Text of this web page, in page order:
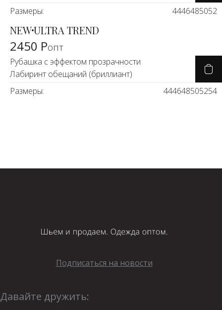
Размеры:
4446485052
NEWULTRA TREND
2450 Ропт
Рубашка с эффектом прозрачности
Лабиринт обещаний (бриллиант)
Размеры:
444648505254
Подписаться на новости
Давайте дружить: